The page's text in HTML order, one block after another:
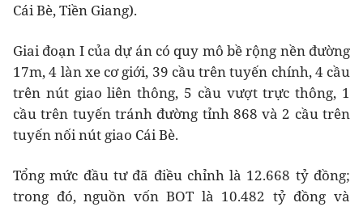
Cái Bè, Tiền Giang).
Giai đoạn I của dự án có quy mô bề rộng nền đường
17m, 4 làn xe cơ giới, 39 cầu trên tuyến chính, 4 cầu
trên nút giao liên thông, 5 cầu vượt trực thông, 1
cầu trên tuyến tránh đường tỉnh 868 và 2 cầu trên
tuyến nối nút giao Cái Bè.
Tổng mức đầu tư đã điều chỉnh là 12.668 tỷ đồng;
trong đó, nguồn vốn BOT là 10.482 tỷ đồng và